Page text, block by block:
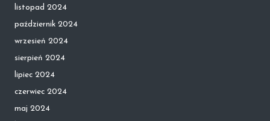
listopad 2024
październik 2024
wrzesień 2024
sierpień 2024
lipiec 2024
czerwiec 2024
maj 2024